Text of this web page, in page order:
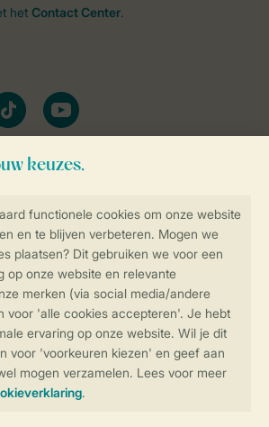
jouw gegevens &
boeken
het Contact Center.
youtube